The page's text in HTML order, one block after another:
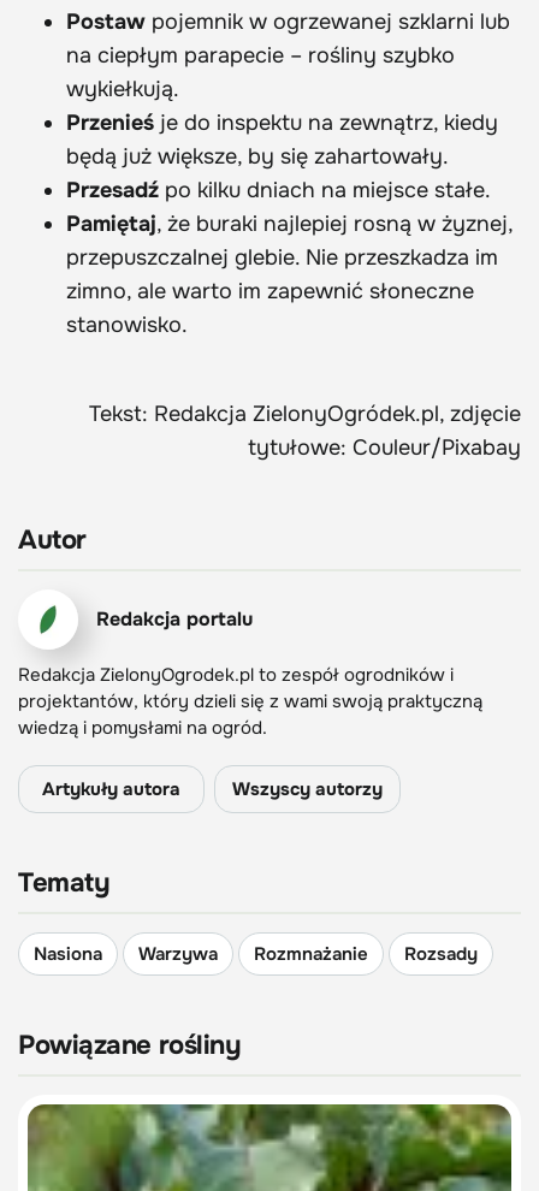
Postaw pojemnik w ogrzewanej szklarni lub
na ciepłym parapecie – rośliny szybko
wykiełkują.
Przenieś je do inspektu na zewnątrz, kiedy
będą już większe, by się zahartowały.
Przesadź po kilku dniach na miejsce stałe.
Pamiętaj, że buraki najlepiej rosną w żyznej,
przepuszczalnej glebie. Nie przeszkadza im
zimno, ale warto im zapewnić słoneczne
stanowisko.
Tekst: Redakcja ZielonyOgródek.pl, zdjęcie
tytułowe: Couleur/Pixabay
Autor
Redakcja portalu
Redakcja ZielonyOgrodek.pl to zespół ogrodników i
projektantów, który dzieli się z wami swoją praktyczną
wiedzą i pomysłami na ogród.
Artykuły autora Wszyscy autorzy
Tematy
Nasiona Warzywa Rozmnażanie Rozsady
Powiązane rośliny